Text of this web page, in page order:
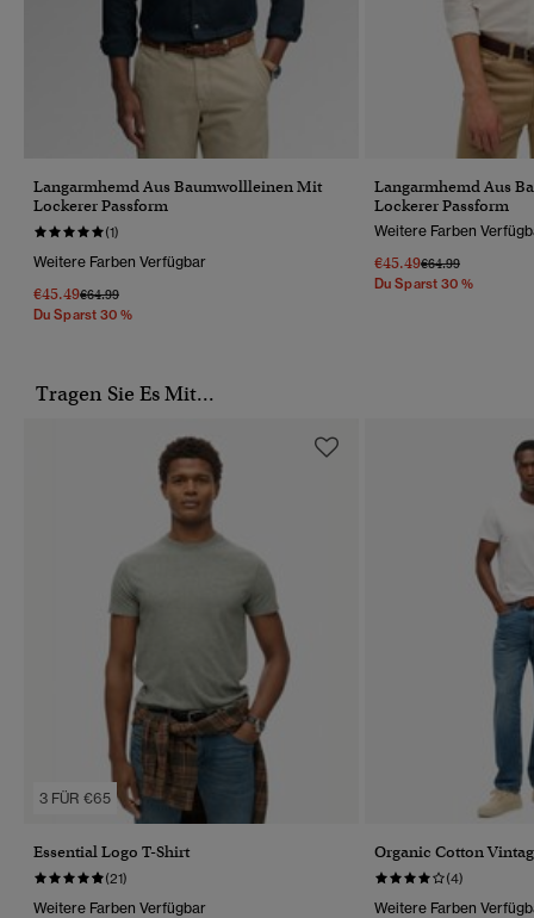
Langarmhemd Aus Baumwollleinen Mit
Lockerer Passform
(1)
Weitere Farben Verfügbar
€45.49Preis Wurde Reduziert Von
€64.99Bis
Du Sparst 30 %
Langarmhemd Aus
Lockerer Passform
Weitere Farben
€45.49Preis Wurde
€64.99Bis
Du Sparst 30 %
Tragen Sie Es Mit...
3 FÜR €65
Essential Logo T-Shirt
(21)
Weitere Farben Verfügbar
Organic Cotton
(4)
Weitere Farben